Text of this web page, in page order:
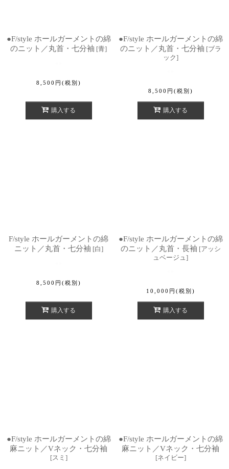
●F/style ホールガーメントの綿
のニット／丸首・七分袖 [青]
8,500 円 (税別)
購入する
●F/style ホールガーメントの綿
のニット／丸首・七分袖 [ブラ
ック]
8,500 円 (税別)
購入する
F/style ホールガーメントの綿
ニット／丸首・七分袖 [白]
8,500 円 (税別)
購入する
●F/style ホールガーメントの綿
のニット／丸首・長袖 [アッシ
ュベージュ ]
10,000 円 (税別)
購入する
●F/style ホールガーメントの綿
麻ニット／Vネック・七分袖
[スミ ]
●F/style ホールガーメントの綿
麻ニット／Vネック・七分袖
[ネイビー]